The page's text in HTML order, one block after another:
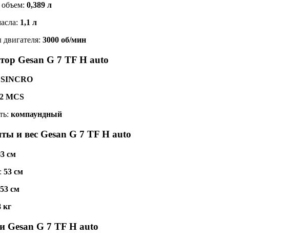
0,389 л
1,1 л
3000 об/мин
Gesan G 7 TF H auto
SINCRO
MCS
компаундный
и вес Gesan G 7 TF H auto
см
53 см
53 см
кг
Gesan G 7 TF H auto